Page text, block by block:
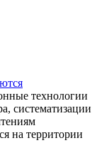
технологии
систематизации
на территории